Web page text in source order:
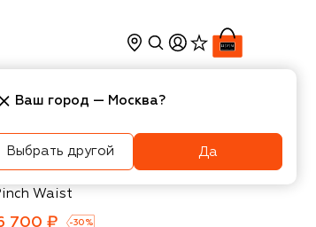
Косметика Интерьер
Waist
700 ₽ -30 %
Ваш город — Москва?
Выбрать другой Да